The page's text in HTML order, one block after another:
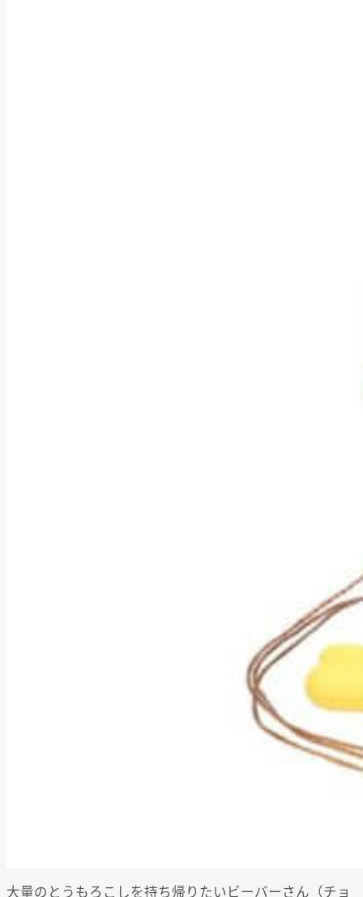
大量のとうもろこしを持ち帰りたいビーバーさん（チョ